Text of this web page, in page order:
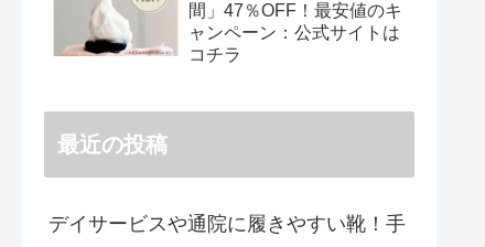
間」47％OFF！最安値のキ
ャンペーン：公式サイトは
コチラ
最近の投稿
デイサービスや通院に履きやすい靴！手